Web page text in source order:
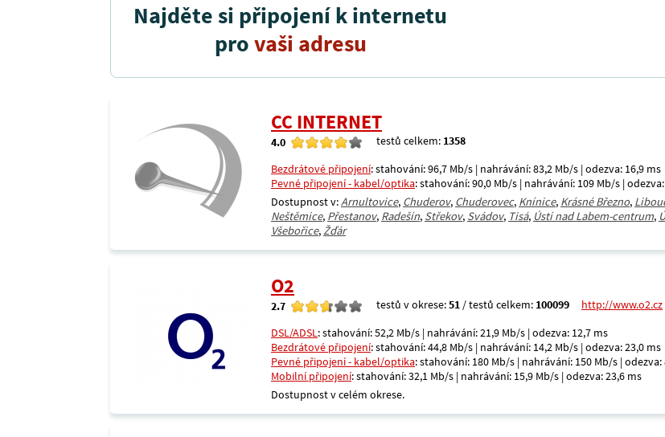
Najděte si připojení k internetu
provaši adresu
CC INTERNET
4.0 testů celkem: 1358
Bezdrátové připojení: stahování: 96,7 Mb/s | nahrávání: 83,2 Mb/s | odezva: 16,9 ms
Pevné připojení - kabel/optika: stahování: 90,0 Mb/s | nahrávání: 109 Mb/s |
Dostupnost v:Arnultovice, Chuderov, Chuderovec, Knínice, Krásné Březno,
Neštěmice, Přestanov, Radešín, Střekov, Svádov, Tisá, Ústí nad Labem-centrum,
Všebořice,Žďár
O2
2.7 testů v okrese:51 / testů celkem: 100099
http://www.o2.cz
DSL/ADSL: stahování: 52,2 Mb/s | nahrávání: 21,9 Mb/s | odezva: 12,7 ms
Bezdrátové připojení: stahování: 44,8 Mb/s | nahrávání: 14,2 Mb/s | odezva: 23,0 ms
Pevné připojení - kabel/optika: stahování: 180 Mb/s | nahrávání: 150 Mb/s | odezva:
Mobilní připojení: stahování: 32,1 Mb/s | nahrávání: 15,9 Mb/s | odezva: 23,6 ms
Dostupnost v celém okrese.